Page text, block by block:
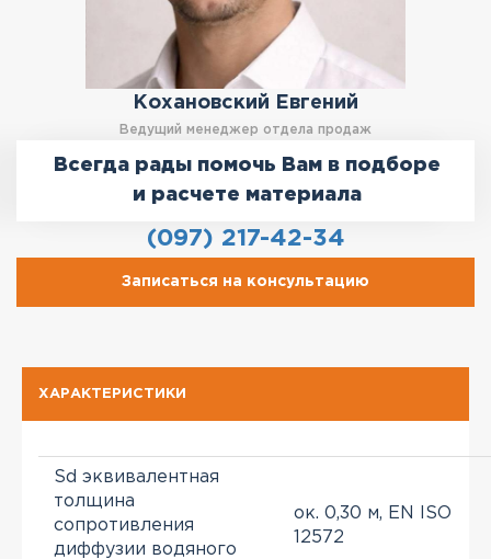
Кохановский Евгений
Ведущий менеджер отдела продаж
Всегда рады помочь Вам в подборе
и расчете материала
(097) 217-42-34
Записаться на консультацию
ХАРАКТЕРИСТИКИ
Sd эквивалентная
толщина
сопротивления
диффузии водяного
ок. 0,30 м, EN ISO
12572